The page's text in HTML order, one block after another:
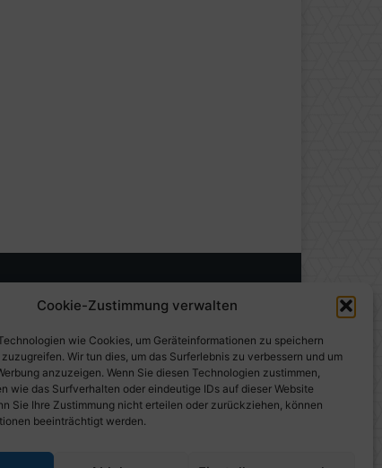
Cookie-Zustimmung verwalten
wie Cookies, um Geräteinformationen zu speichern
Wir tun dies, um das Surferlebnis zu verbessern und um
anzuzeigen. Wenn Sie diesen Technologien zustimmen,
wie das Surfverhalten oder eindeutige IDs auf dieser Website
Sie Ihre Zustimmung nicht erteilen oder zurückziehen, können
beeinträchtigt werden.
PresseWorld